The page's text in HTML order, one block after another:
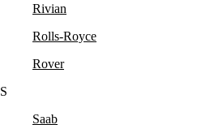
Rivian
Rolls-Royce
Rover
S
Saab